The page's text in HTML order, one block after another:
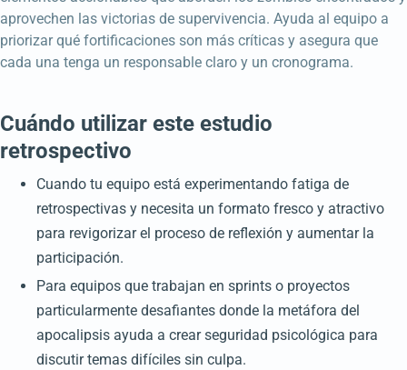
aprovechen las victorias de supervivencia. Ayuda al equipo a
priorizar qué fortificaciones son más críticas y asegura que
cada una tenga un responsable claro y un cronograma.
Cuándo utilizar este estudio
retrospectivo
Cuando tu equipo está experimentando fatiga de
retrospectivas y necesita un formato fresco y atractivo
para revigorizar el proceso de reflexión y aumentar la
participación.
Para equipos que trabajan en sprints o proyectos
particularmente desafiantes donde la metáfora del
apocalipsis ayuda a crear seguridad psicológica para
discutir temas difíciles sin culpa.